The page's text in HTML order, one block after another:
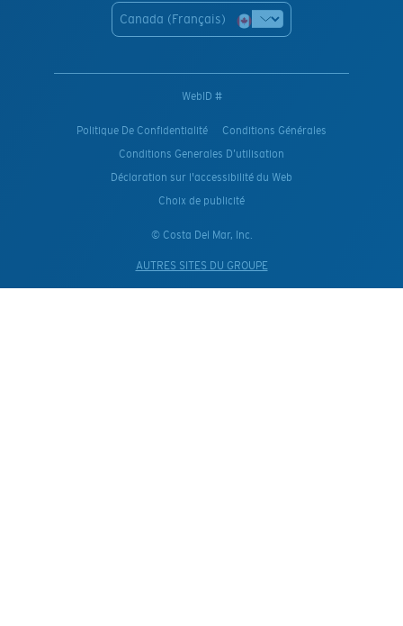
Canada (Français)
WebID #
Politique De Confidentialité
Conditions Générales
Conditions Generales D’utilisation
Déclaration sur l'accessibilité du Web
Choix de publicité
© Costa Del Mar, Inc.
AUTRES SITES DU GROUPE